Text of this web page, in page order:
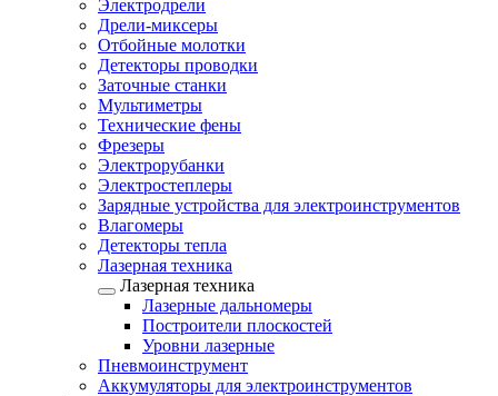
Электродрели
Дрели-миксеры
Отбойные молотки
Детекторы проводки
Заточные станки
Мультиметры
Технические фены
Фрезеры
Электрорубанки
Электростеплеры
Зарядные устройства для электроинструментов
Влагомеры
Детекторы тепла
Лазерная техника
Лазерная техника
Лазерные дальномеры
Построители плоскостей
Уровни лазерные
Пневмоинструмент
Аккумуляторы для электроинструментов